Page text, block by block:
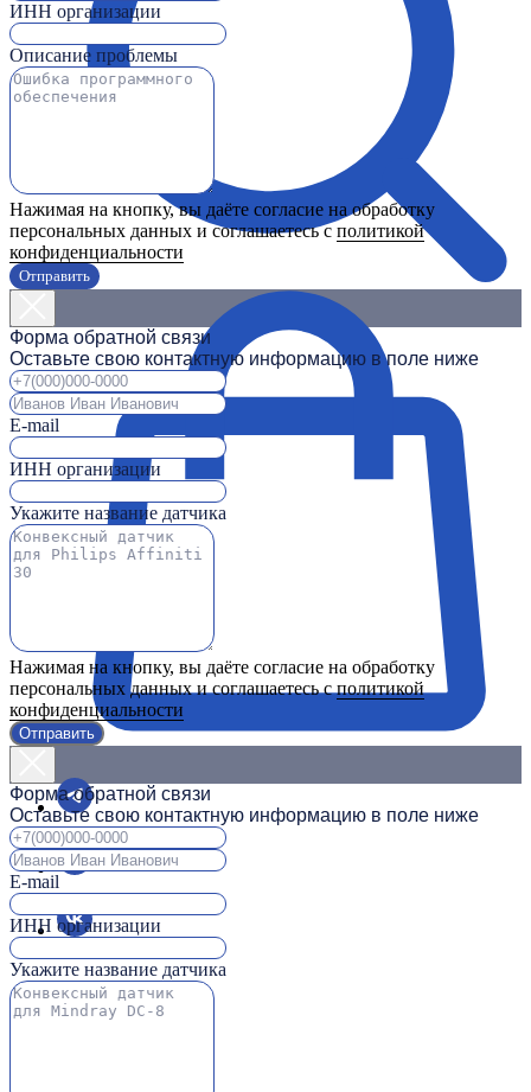
ИНН организации
Описание проблемы
Нажимая на кнопку, вы даёте согласие на обработку
персональных данных и соглашаетесь с политикой
конфиденциальности
Отправить
Форма обратной связи
Оставьте свою контактную информацию в поле ниже
E-mail
ИНН организации
Укажите название датчика
Нажимая на кнопку, вы даёте согласие на обработку
персональных данных и соглашаетесь сполитикой
конфиденциальности
Отправить
Форма обратной связи
Оставьте свою контактную информацию в поле ниже
E-mail
ИНН организации
Укажите название датчика